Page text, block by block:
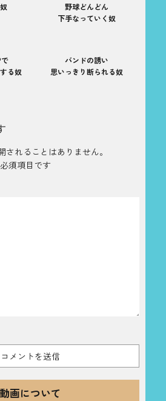
野球どんどん
下手なっていく奴
る奴
バンドの誘い
思いっきり断られる奴
されることはありません。
須項目です
動画について